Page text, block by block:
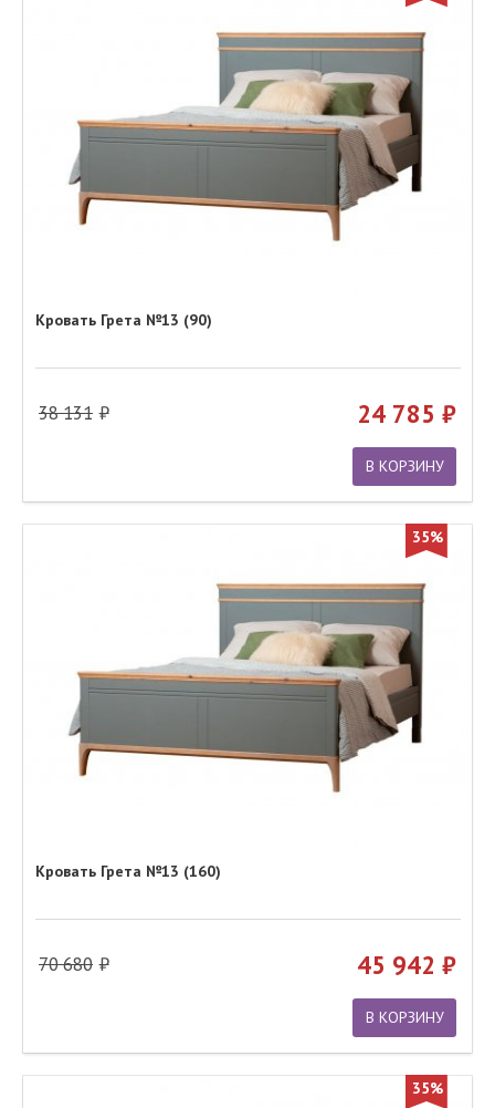
Кровать Грета №13 (90)
38 131 24 785
В КОРЗИНУ
35%
Кровать Грета №13 (160)
70 680 45 942
В КОРЗИНУ
35%